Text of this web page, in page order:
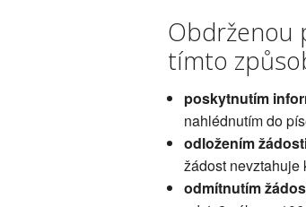
Obdrženou
tímto
poskytnutím
nahlédnutím do
odložením
žádost nevztahuje
odmítnutím